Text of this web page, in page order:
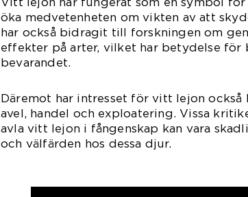
öka medvetenheten om vikten av att
har också bidragit till forskningen om
effekter på arter, vilket har betydelse för
bevarandet.
Däremot har intresset för vitt lejon
avel, handel och exploatering. Vissa
avla vitt lejon i fångenskap kan vara
och välfärden hos dessa djur.